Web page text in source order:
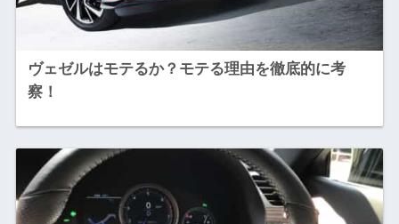
ヴェゼルはモテるか？モテる理由を徹底的に考
察！